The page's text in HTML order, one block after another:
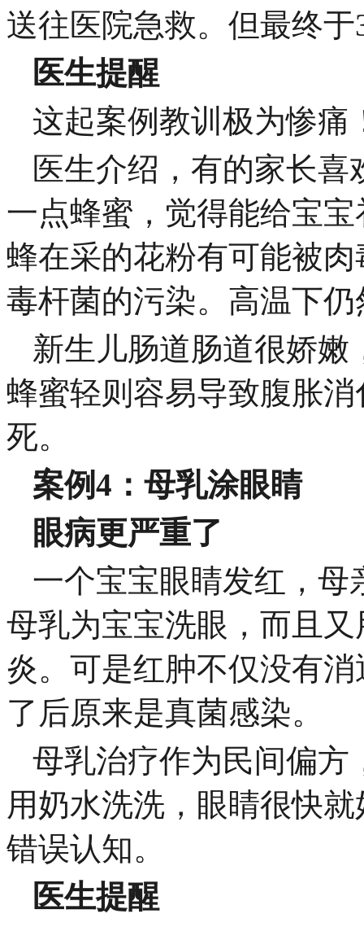
送往医院急救。但最终
医生提醒
这起案例教训极为惨痛
医生介绍，有的家长
一点蜂蜜，觉得能给宝
蜂在采的花粉有可能被
毒杆菌的污染。高温下
新生儿肠道肠道很娇
蜂蜜轻则容易导致腹胀
死。
案例4：母乳涂眼睛
眼病更严重了
一个宝宝眼睛发红，母
母乳为宝宝洗眼，而且
炎。可是红肿不仅没有
了后原来是真菌感染。
母乳治疗作为民间偏方
用奶水洗洗，眼睛很快
错误认知。
医生提醒